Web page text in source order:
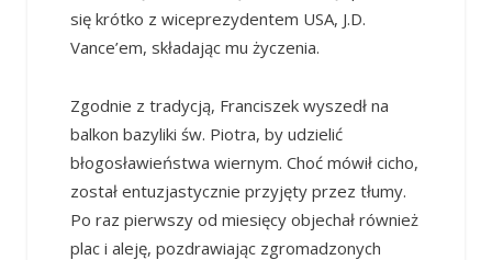
się krótko z wiceprezydentem USA, J.D.
Vance’em, składając mu życzenia.
Zgodnie z tradycją, Franciszek wyszedł na
balkon bazyliki św. Piotra, by udzielić
błogosławieństwa wiernym. Choć mówił cicho,
został entuzjastycznie przyjęty przez tłumy.
Po raz pierwszy od miesięcy objechał również
plac i aleję, pozdrawiając zgromadzonych